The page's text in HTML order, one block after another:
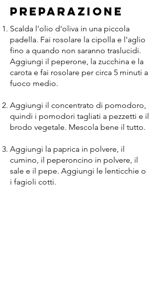
Preparazione
Scalda l'olio d'oliva in una piccola
padella. Fai rosolare la cipolla e l'aglio
fino a quando non saranno traslucidi.
Aggiungi il peperone, la zucchina e la
carota e fai rosolare per circa 5 minuti a
fuoco medio.
Aggiungi il concentrato di pomodoro,
quindi i pomodori tagliati a pezzetti e il
brodo vegetale. Mescola bene il tutto.
Aggiungi la paprica in polvere, il
cumino, il peperoncino in polvere, il
sale e il pepe. Aggiungi le lenticchie o
i fagioli cotti.